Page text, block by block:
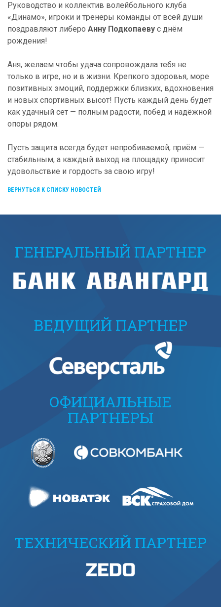
Руководство и коллектив волейбольного клуба
«Динамо», игроки и тренеры команды от всей души
поздравляют либеро Анну Подкопаеву с днём
рождения!
Аня, желаем чтобы удача сопровождала тебя не
только в игре, но и в жизни. Крепкого здоровья, море
позитивных эмоций, поддержки близких, вдохновения
и новых спортивных высот! Пусть каждый день будет
как удачный сет — полным радости, побед и надёжной
опоры рядом.
Пусть защита всегда будет непробиваемой, приём —
стабильным, а каждый выход на площадку приносит
удовольствие и гордость за свою игру!
ВЕРНУТЬСЯ К СПИСКУ НОВОСТЕЙ
ГЕНЕРАЛЬНЫЙ ПАРТНЕР
ВЕДУЩИЙ ПАРТНЕР
ОФИЦИАЛЬНЫЕ
ПАРТНЕРЫ
ТЕХНИЧЕСКИЙ ПАРТНЕР